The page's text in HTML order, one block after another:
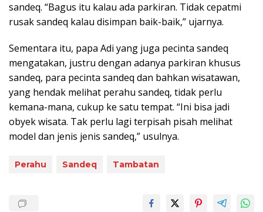
sandeq. “Bagus itu kalau ada parkiran. Tidak cepatmi
rusak sandeq kalau disimpan baik-baik,” ujarnya.
Sementara itu, papa Adi yang juga pecinta sandeq
mengatakan, justru dengan adanya parkiran khusus
sandeq, para pecinta sandeq dan bahkan wisatawan,
yang hendak melihat perahu sandeq, tidak perlu
kemana-mana, cukup ke satu tempat. “Ini bisa jadi
obyek wisata. Tak perlu lagi terpisah pisah melihat
model dan jenis jenis sandeq,” usulnya.
Perahu Sandeq Tambatan